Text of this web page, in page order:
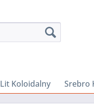
Lit Koloidalny Srebro